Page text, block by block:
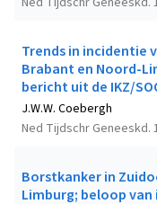
Trends in incidentie
Brabant en Noord-
bericht uit de IKZ/
Ned Tijdschr Geneeskd.
J.W.W. Coebergh
Borstkanker in
Limburg; beloop